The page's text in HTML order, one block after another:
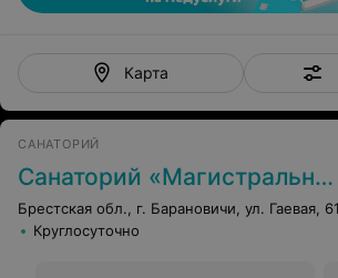
Карта
САНАТОРИЙ
Санаторий «Магистральный»
Брестская обл., г. Барановичи, ул. Гаевая, 61
Круглосуточно